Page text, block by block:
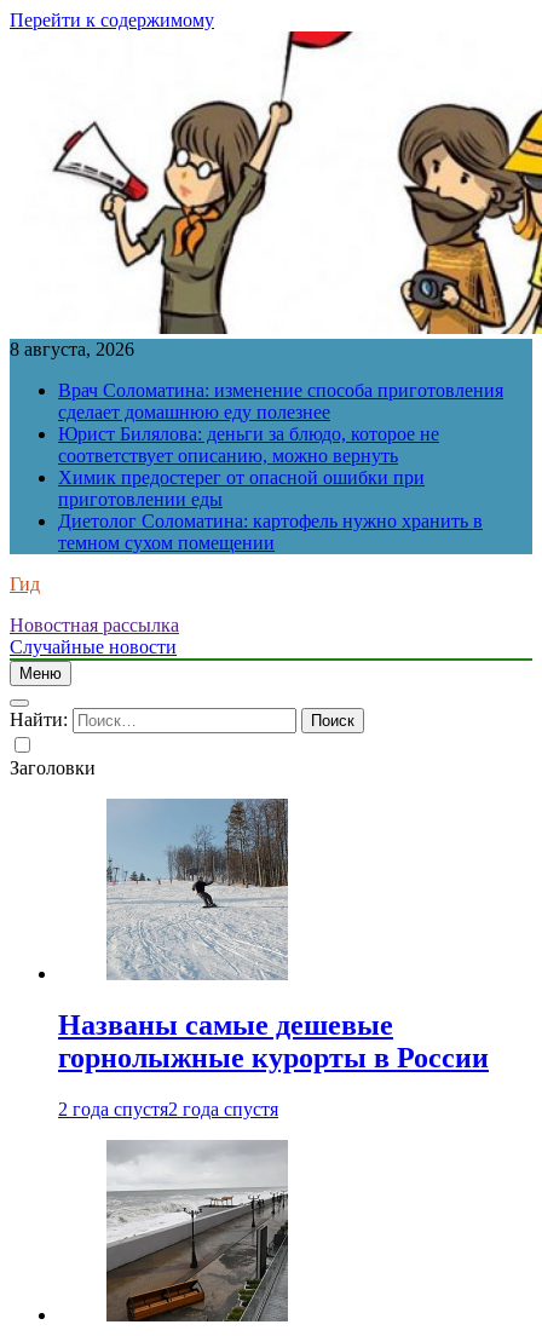
Перейти к содержимому
8 августа, 2026
Врач Соломатина: изменение способа приготовления
сделает домашнюю еду полезнее
Юрист Билялова: деньги за блюдо, которое не
соответствует описанию, можно вернуть
Химик предостерег от опасной ошибки при
приготовлении еды
Диетолог Соломатина: картофель нужно хранить в
темном сухом помещении
Гид
Новостная рассылка
Случайные новости
Меню
Найти:
Заголовки
Названы самые дешевые
горнолыжные курорты в России
2 года спустя2 года спустя